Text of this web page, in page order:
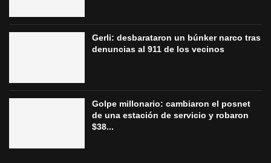
Gerli: desbarataron un búnker narco tras
denuncias al 911 de los vecinos
Golpe millonario: cambiaron el posnet
de una estación de servicio y robaron
$38...